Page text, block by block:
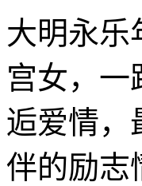
大明永乐
宫女，一
逅爱情，
伴的励志